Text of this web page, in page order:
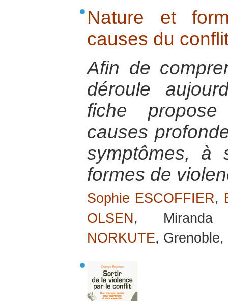
Nature et
causes du
Afin de
déroule
fiche
causes
symptômes, à
formes de
Sophie ESCOFFIER,
OLSEN, Miranda
NORKUTE,